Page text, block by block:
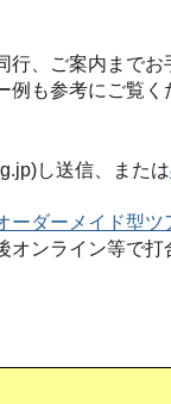
、ご案内までお
も参考にご覧く
し送信、または
ーダーメイド型ツ
ンライン等で打